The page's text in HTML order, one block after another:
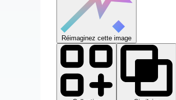
Réimaginez cette image